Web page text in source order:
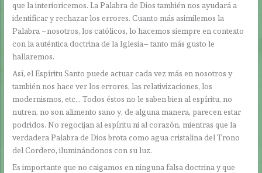
que la interioricemos. La Palabra de Dios también nos ayudará a
identificar y rechazar los errores. Cuanto más asimilemos la
Palabra –nosotros, los católicos, lo hacemos siempre en contexto
con la auténtica doctrina de la Iglesia– tanto más gusto le
hallaremos.
Así, el Espíritu Santo puede actuar cada vez más en nosotros y
también nos hace ver los errores, las relativizaciones, los
modernismos, etc… Todos éstos no le saben bien al espíritu, no
nutren, no son alimento sano y, de alguna manera, parecen estar
podridos. No regocijan al espíritu ni al corazón, mientras que la
verdadera Palabra de Dios brota como agua cristalina del Trono
del Cordero, iluminándonos con su luz.
Es importante que no caigamos en ninguna falsa doctrina y que